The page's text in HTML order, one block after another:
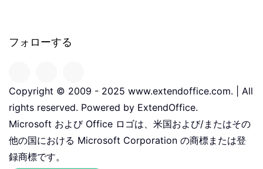
フォローする
Copyright © 2009 - 2025 www.extendoffice.com. | All
rights reserved. Powered by ExtendOffice.
Microsoft および Office ロゴは、米国および/またはその
他の国における Microsoft Corporation の商標または登
録商標です。